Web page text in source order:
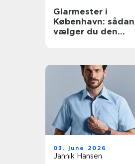
Glarmester i
København: sådan
vælger du den
03. june 2026
Jannik Hansen